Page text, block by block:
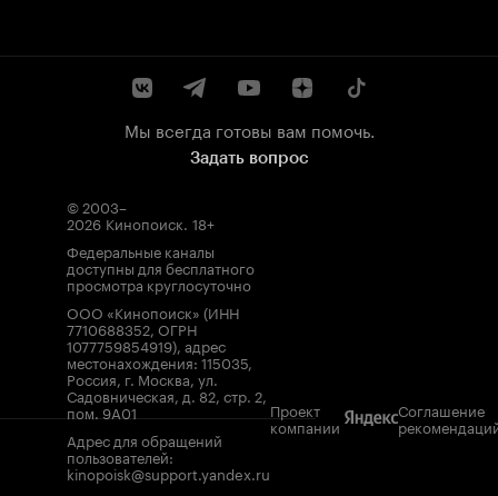
Мы всегда готовы вам помочь.
Задать вопрос
© 2003–
2026 Кинопоиск. 18+
Федеральные каналы
доступны для бесплатного
просмотра круглосуточно
ООО «Кинопоиск» (ИНН
7710688352, ОГРН
1077759854919), адрес
местонахождения: 115035,
Россия, г. Москва, ул.
Садовническая, д. 82, стр. 2,
пом. 9А01
Адрес для обращений
пользователей:
kinopoisk@support.yandex.ru
Проект
компании
Соглашение